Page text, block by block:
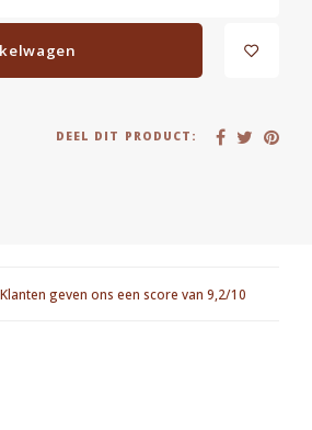
DEEL DIT PRODUCT:
Klanten geven ons een score van 9,2/10